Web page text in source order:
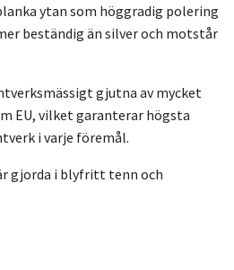
ytan som höggradig polering
beständig än silver och motstår
gjutna av mycket
EU, vilket garanterar högsta
i varje föremål.
gjorda i blyfritt tenn och